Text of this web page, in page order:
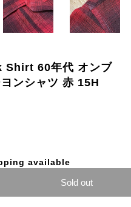
60年代 オンブ
ンシャツ 赤 15H
available
Sold out